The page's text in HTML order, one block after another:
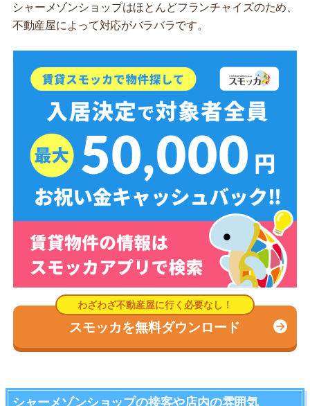
シャーメゾンショップはほとんどフランチャイズのため、
不動産屋によって対応がバラバラです。
スモッカを無料ダウンロード
シャーメゾンショップの接客や店内の雰囲気